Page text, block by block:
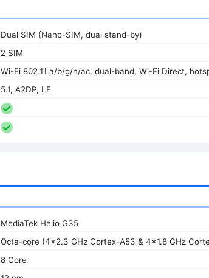
Dual SIM (Nano-SIM, dual stand-by)
2 SIM
Wi-Fi 802.11 a/b/g/n/ac, dual-band, Wi-Fi Direct,
5.1, A2DP, LE
MediaTek Helio G35
Octa-core (4x2.3 GHz Cortex-A53 & 4x1.8 GHz
8 Core